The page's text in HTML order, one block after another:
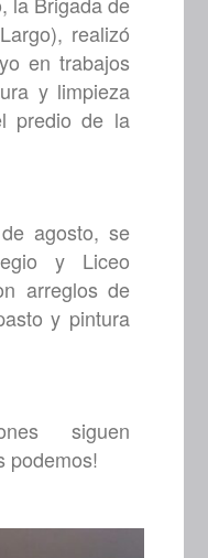
realizó
en trabajos
y limpieza
predio de la
agosto, se
y Liceo
arreglos de
y pintura
siguen
podemos!